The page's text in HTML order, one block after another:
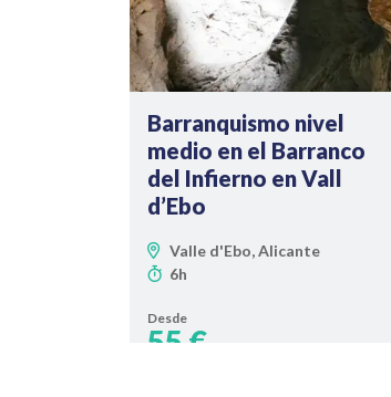
Barranquismo nivel
medio en el Barranco
del Infierno en Vall
d’Ebo
Valle d'Ebo, Alicante
6h
Desde
55 €